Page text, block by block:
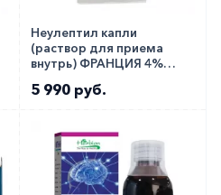
Неулептил капли
(раствор для приема
внутрь) ФРАНЦИЯ 4%
5 990 руб.